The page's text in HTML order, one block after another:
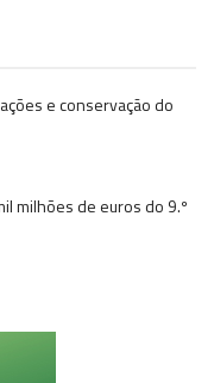
e conservação do
milhões de euros do 9.º